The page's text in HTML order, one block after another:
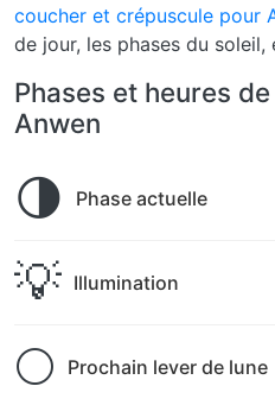
coucher et crépuscule pour
de jour, les phases du soleil,
Phases et heures
Anwen
🌗 Phase actuelle
💡 Illumination
🌕 Prochain lever de lune